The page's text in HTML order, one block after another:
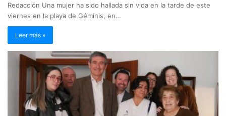
Redacción Una mujer ha sido hallada sin vida en la tarde de este
viernes en la playa de Géminis, en…
Leer más »